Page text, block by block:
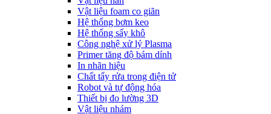
Vật liệu foam co giãn
Hệ thống bơm keo
Hệ thống sấy khô
Công nghệ xử lý Plasma
Primer tăng độ bám dính
In nhãn hiệu
Chất tẩy rửa trong điện tử
Robot và tự động hóa
Thiết bị đo lường 3D
Vật liệu nhám